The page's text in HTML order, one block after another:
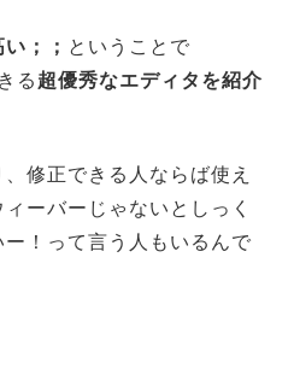
；； ということで
る 超優秀なエディタを紹介
修正できる人ならば使え
ーバーじゃないとしっく
！って言う人もいるんで